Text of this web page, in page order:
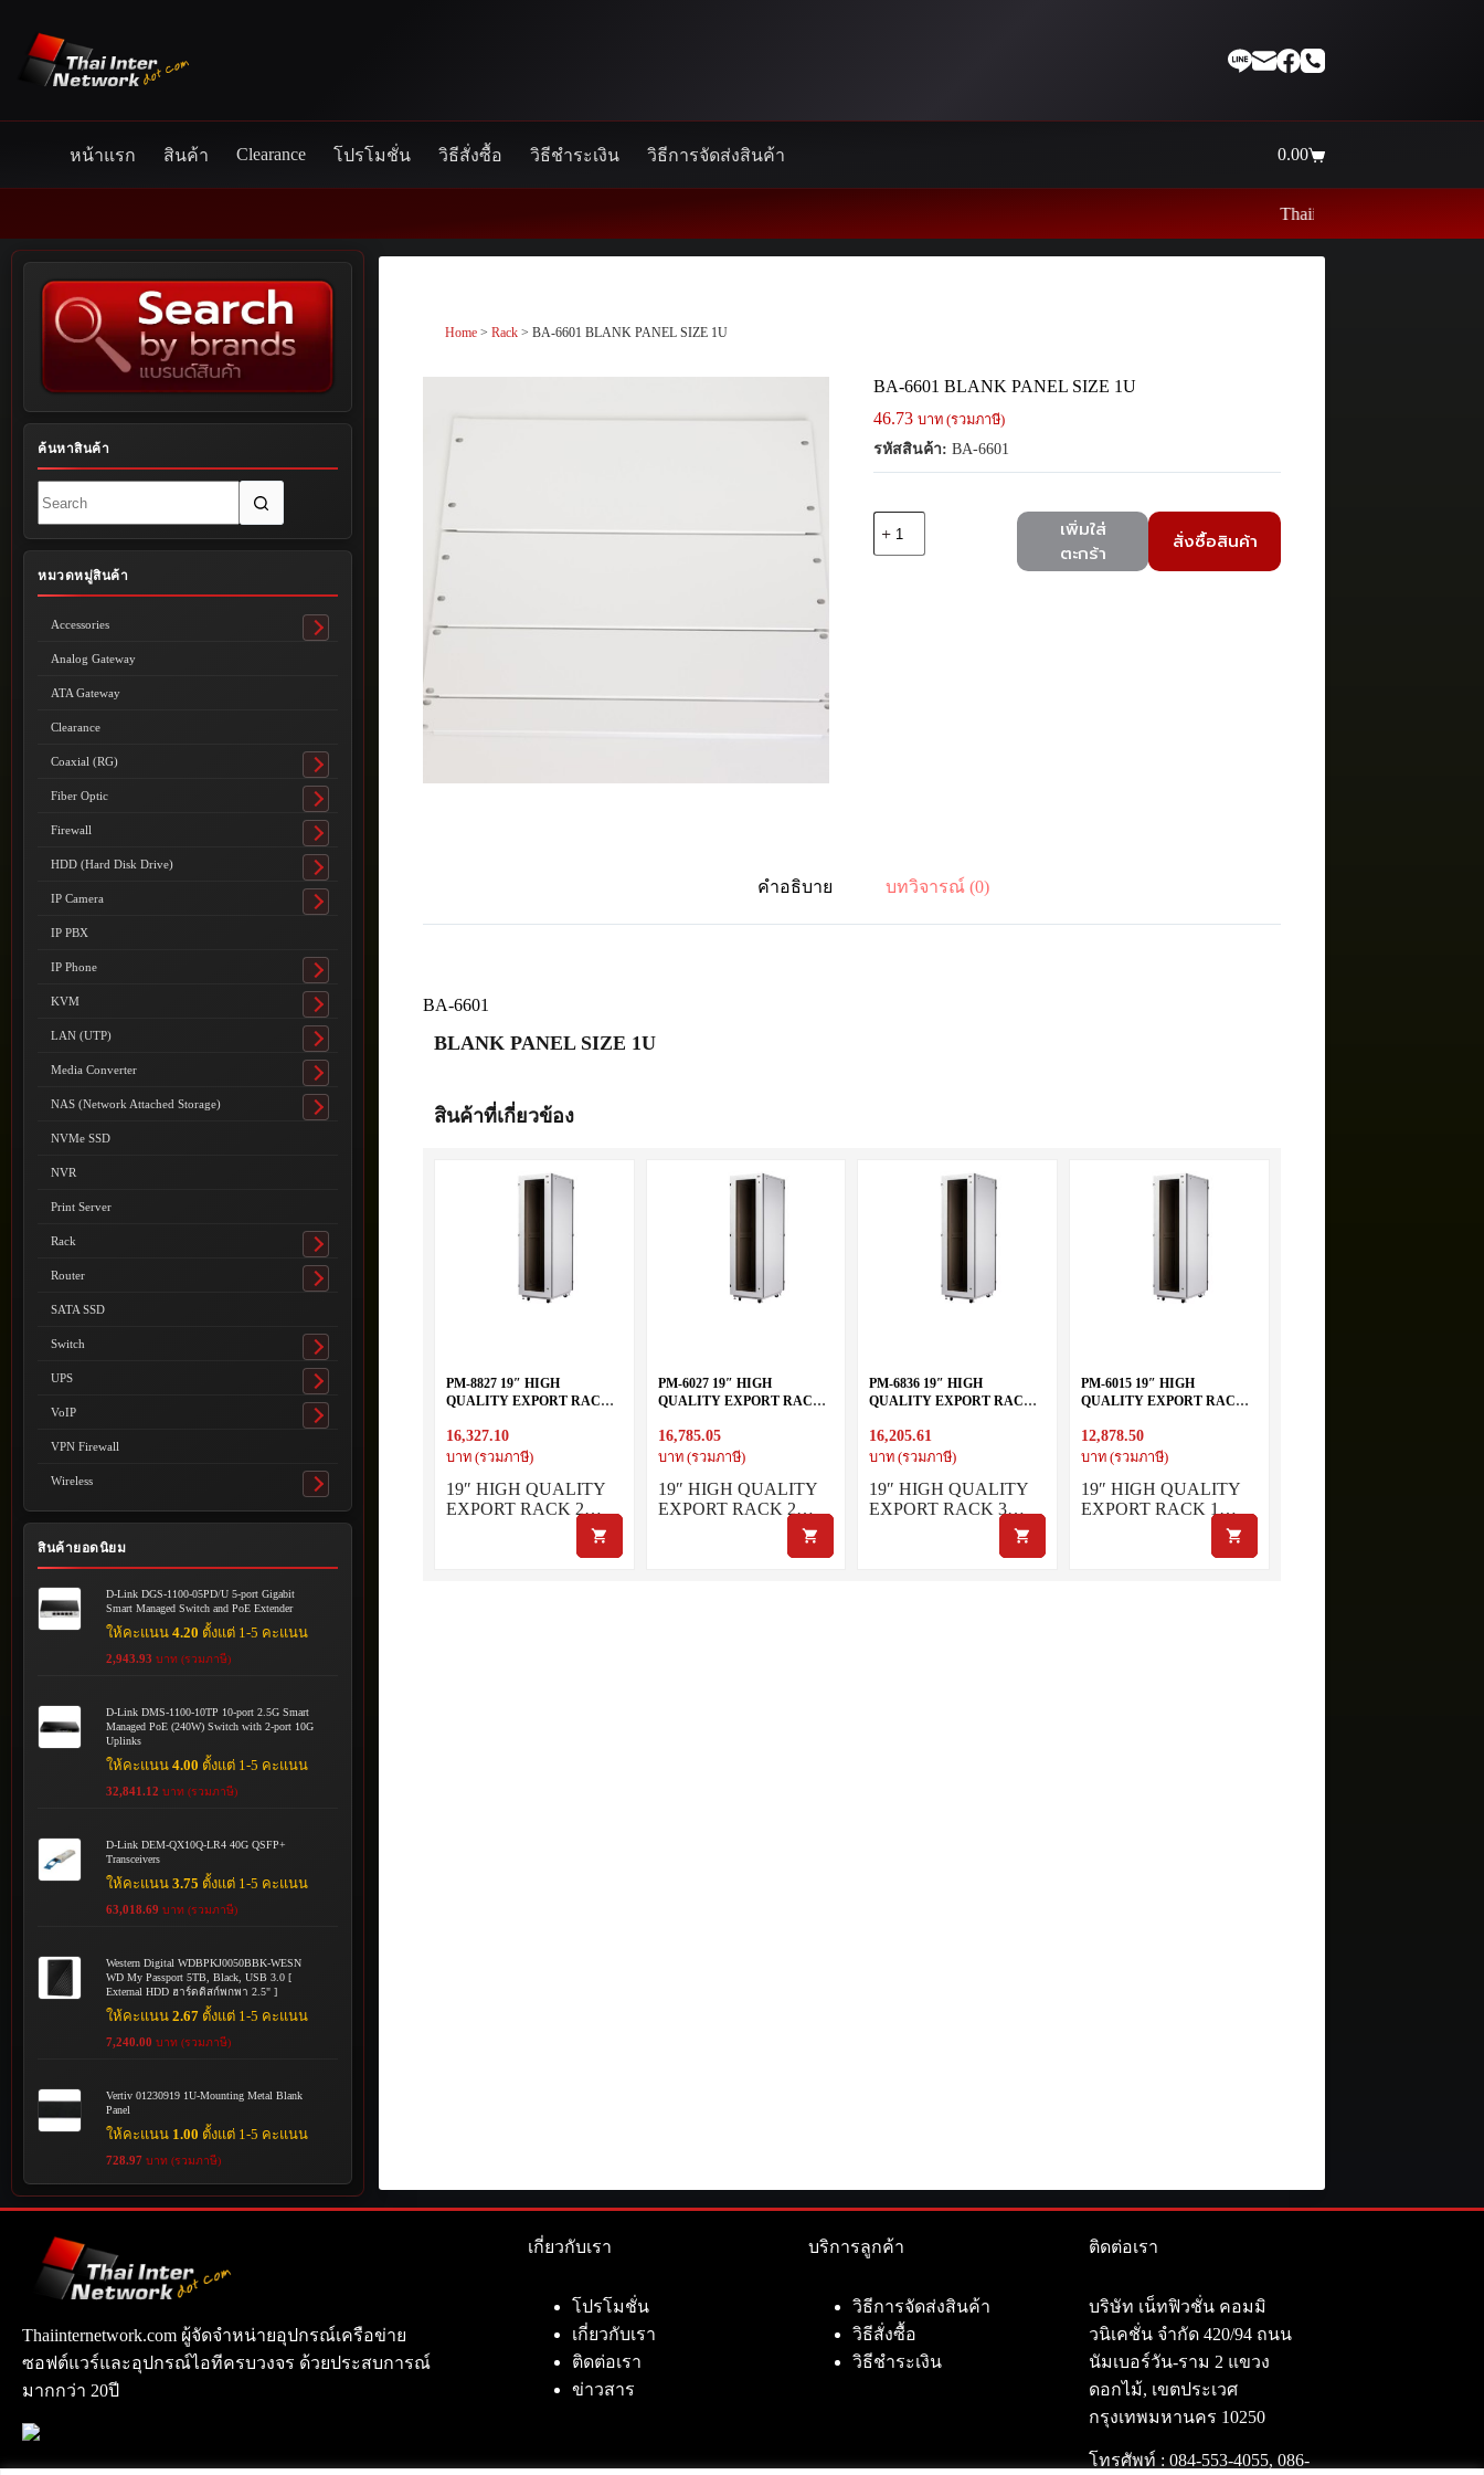
content
หน้าแรก สินค้า Clearance โปรโมชั่น วิธีสั่งซื้อ วิธีชำระเงิน วิธีการจัดส่งสินค้า
Shopping
0.00
Thaiinternetwork ศูนย์รวมอุปกรณ์
Home >Rack > BA-6601 BLANK PANEL SIZE 1U
BA-6601 BLANK PANEL SIZE 1U
46.73 บาท (รวมภาษี)
รหัสสินค้า: BA-6601
เพิ่มใส่
ตะกร้า
สั่งซื้อสินค้า
คำอธิบาย บทวิจารณ์ (0)
BA-6601
BLANK PANEL SIZE 1U
สินค้าที่เกี่ยวข้อง
PM-8827 19″ HIGH
QUALITY EXPORT RACK
16,327.10
บาท (รวมภาษี)
19″ HIGH QUALITY
EXPORT RACK 2…
PM-6027 19″ HIGH
QUALITY EXPORT RACK
16,785.05
บาท (รวมภาษี)
19″ HIGH QUALITY
EXPORT RACK 2…
PM-6836 19″ HIGH
QUALITY EXPORT RACK
16,205.61
บาท (รวมภาษี)
19″ HIGH QUALITY
EXPORT RACK 3…
PM-6015 19″ HIGH
QUALITY EXPORT RACK
12,878.50
บาท (รวมภาษี)
19″ HIGH QUALITY
EXPORT RACK 1…
ค้นหาสินค้า
results
หมวดหมู่สินค้า
Accessories
Toggle
Analog Gateway
ATA Gateway
Clearance
Coaxial (RG)
Toggle
submenu
Fiber Optic
Toggle
submenu
Firewall
Toggle
submenu
HDD (Hard Disk Drive)
Toggle
submenu
IP Camera
Toggle
IP PBX
IP Phone
Toggle
submenu
KVM
Toggle
submenu
LAN (UTP)
Toggle
submenu
Media Converter
Toggle
submenu
NAS (Network Attached Storage)
Toggle
NVMe SSD
NVR
Print Server
Rack
Toggle
submenu
Router
Toggle
SATA SSD
Switch
Toggle
submenu
UPS
Toggle
submenu
VoIP
Toggle
VPN Firewall
Wireless
Toggle
submenu
สินค้ายอดนิยม
D-Link DGS-1100-05PD/U 5-port Gigabit
Smart Managed Switch and PoE Extender
ให้คะแนน4.20 ตั้งแต่ 1-5 คะแนน
2,943.93 บาท (รวมภาษี)
D-Link DMS-1100-10TP 10-port 2.5G Smart
Managed PoE (240W) Switch with 2-port 10G
Uplinks
ให้คะแนน4.00 ตั้งแต่ 1-5 คะแนน
32,841.12 บาท (รวมภาษี)
D-Link DEM-QX10Q-LR4 40G QSFP+
Transceivers
ให้คะแนน3.75 ตั้งแต่ 1-5 คะแนน
63,018.69 บาท (รวมภาษี)
Western Digital WDBPKJ0050BBK-WESN
WD My Passport 5TB, Black, USB 3.0 [
External HDD ฮาร์ดดิสก์พกพา 2.5" ]
ให้คะแนน2.67 ตั้งแต่ 1-5 คะแนน
7,240.00 บาท (รวมภาษี)
Vertiv 01230919 1U-Mounting Metal Blank
Panel
ให้คะแนน 1.00 ตั้งแต่ 1-5 คะแนน
728.97 บาท (รวมภาษี)
Thaiinternetwork.com ผู้จัดจำหน่ายอุปกรณ์เครือข่าย
ซอฟต์แวร์และอุปกรณ์ไอทีครบวงจร ด้วยประสบการณ์
มากกว่า 20ปี
เกี่ยวกับเรา
โปรโมชั่น
เกี่ยวกับเรา
ติดต่อเรา
ข่าวสาร
บริการลูกค้า
วิธีการจัดส่งสินค้า
วิธีสั่งซื้อ
วิธีชำระเงิน
ติดต่อเรา
บริษัท เน็ทฟิวชั่น คอมมิ
วนิเคชั่น จำกัด 420/94 ถนน
นัมเบอร์วัน-ราม 2 แขวง
ดอกไม้, เขตประเวศ
กรุงเทพมหานคร 10250
โทรศัพท์ : 084-553-4055, 086-